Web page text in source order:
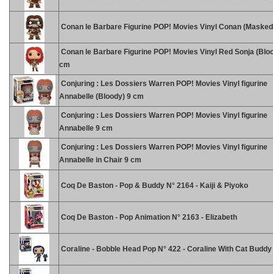
Conan le Barbare Figurine POP! Movies Vinyl Conan
Conan le Barbare Figurine POP! Movies Vinyl Red Sonja
cm
Conjuring : Les Dossiers Warren POP! Movies Vinyl figurine
Annabelle (Bloody) 9 cm
Conjuring : Les Dossiers Warren POP! Movies Vinyl figurine
Annabelle 9 cm
Conjuring : Les Dossiers Warren POP! Movies Vinyl figurine
Annabelle in Chair 9 cm
Coq De Baston - Pop & Buddy N° 2164 - Kaiji & Piyoko
Coq De Baston - Pop Animation N° 2163 - Elizabeth
Coraline - Bobble Head Pop N° 422 - Coraline With Cat Buddy